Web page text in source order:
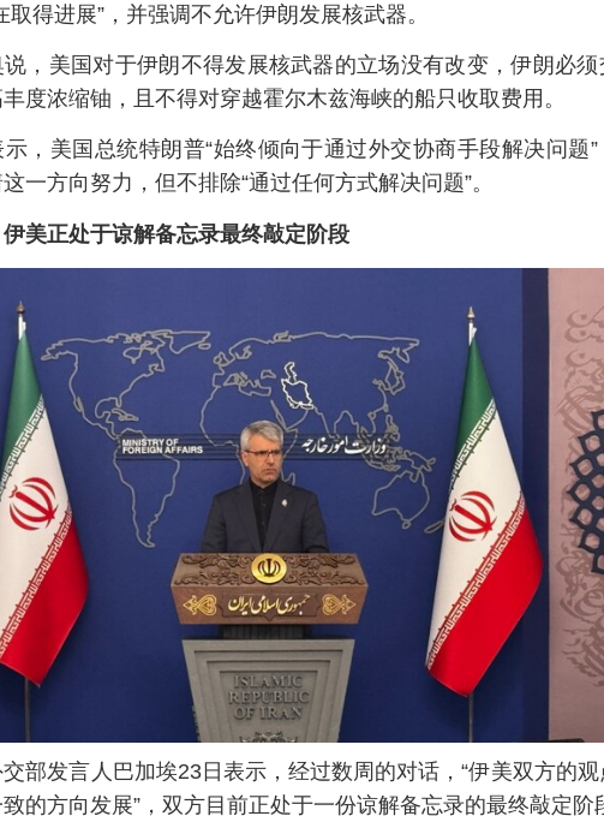
取得进展”，并强调不允许伊朗发展核武器。
，美国对于伊朗不得发展核武器的立场没有改变，伊朗必须
度浓缩铀，且不得对穿越霍尔木兹海峡的船只收取费用。
，美国总统特朗普“始终倾向于通过外交协商手段解决问题”
一方向努力，但不排除“通过任何方式解决问题”。
美正处于谅解备忘录最终敲定阶段
部发言人巴加埃23日表示，经过数周的对话，“伊美双方的观
的方向发展”，双方目前正处于一份谅解备忘录的最终敲定阶